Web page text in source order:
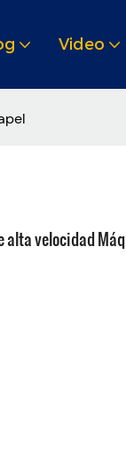
Video
alta velocidad